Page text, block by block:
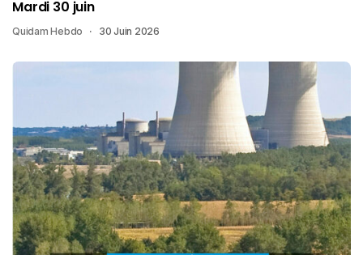
Mardi 30 juin
Quidam Hebdo 30 Juin 2026